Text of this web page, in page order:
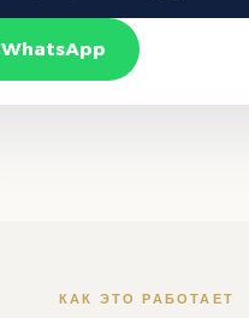
WhatsApp
КАК ЭТО РАБОТАЕТ